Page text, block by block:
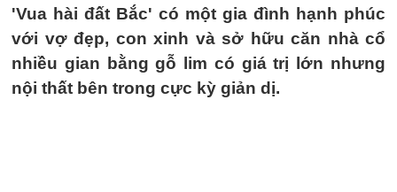
'Vua hài đất Bắc' có một gia đình hạnh phúc
với vợ đẹp, con xinh và sở hữu căn nhà cổ
nhiều gian bằng gỗ lim có giá trị lớn nhưng
nội thất bên trong cực kỳ giản dị.